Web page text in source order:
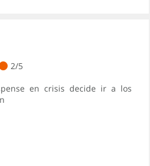
2/5
en crisis decide ir a los